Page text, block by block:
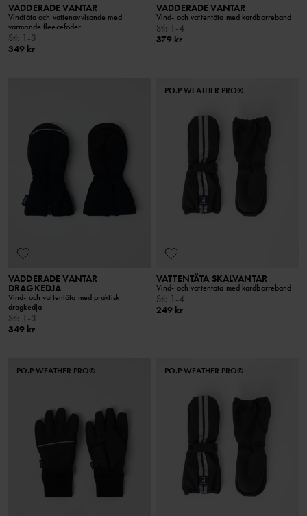
VADDERADE VANTAR
Vindtäta och vattenavvisande med
värmande fleecefoder
Stl: 1-3
349 kr
VADDERADE VANTAR
Vind- och vattentäta med kardborreband
Stl: 1-4
379 kr
VADDERADE VANTAR
DRAGKEDJA
Vind- och vattentäta med praktisk
dragkedja
Stl: 1-3
349 kr
PO.P WEATHER PRO®
VATTENTÄTA SKALVANTAR
Vind- och vattentäta med kardborreband
Stl: 1-4
249 kr
PO.P WEATHER PRO® PO.P WEATHER PRO®